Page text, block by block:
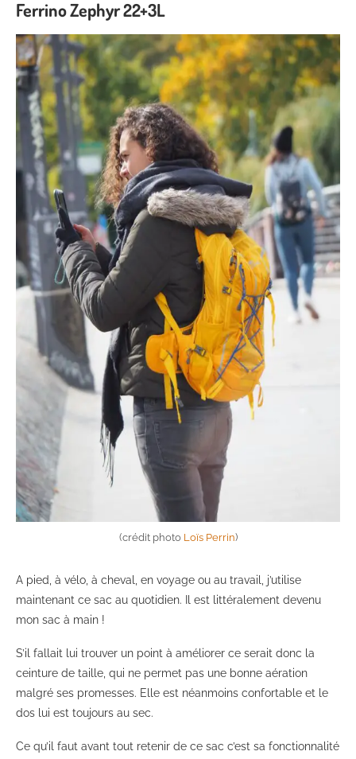
Ferrino Zephyr 22+3L
(crédit photo Loïs Perrin)
A pied, à vélo, à cheval, en voyage ou au travail, j’utilise
maintenant ce sac au quotidien. Il est littéralement devenu
mon sac à main !
S’il fallait lui trouver un point à améliorer ce serait donc la
ceinture de taille, qui ne permet pas une bonne aération
malgré ses promesses. Elle est néanmoins confortable et le
dos lui est toujours au sec.
Ce qu’il faut avant tout retenir de ce sac c’est sa fonctionnalité